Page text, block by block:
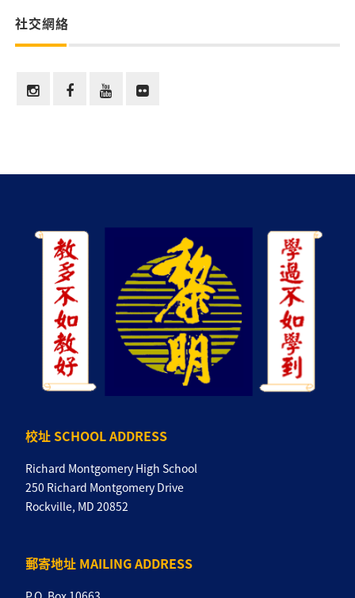
社交網絡
校址 SCHOOL ADDRESS
Richard Montgomery High School
250 Richard Montgomery Drive
Rockville, MD 20852
郵寄地址 MAILING ADDRESS